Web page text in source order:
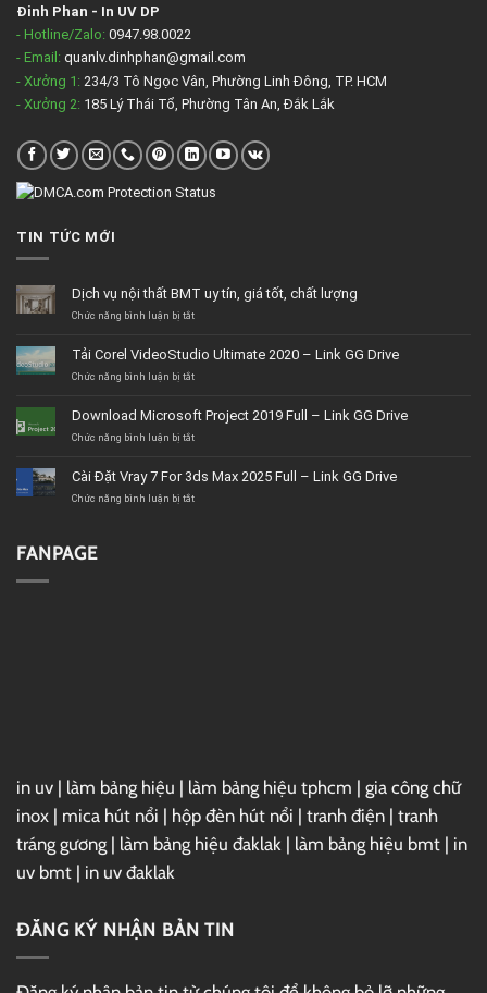
Đinh Phan - In UV DP
- Hotline/Zalo: 0947.98.0022
- Email: quanlv.dinhphan@gmail.com
- Xưởng 1: 234/3 Tô Ngọc Vân, Phường Linh Đông, TP. HCM
- Xưởng 2: 185 Lý Thái Tổ, Phường Tân An, Đắk Lắk
TIN TỨC MỚI
Dịch vụ nội thất BMT uy tín, giá tốt, chất lượng
Chức năng bình luận bị tắtở
nội
thất
tín,
giá
lượng
Tải Corel VideoStudio Ultimate 2020 – Link GG Drive
Chức năng bình luận bị tắtở
VideoStudio
Ultimate
Link
GG
Download Microsoft Project 2019 Full – Link GG Drive
Chức năng bình luận bị tắtở
Project
2019
Cài Đặt Vray 7 For 3ds Max 2025 Full – Link GG Drive
Chức năng bình luận bị tắtở
FANPAGE
in uv | làm bảng hiệu | làm bảng hiệu tphcm | gia công chữ
inox | mica hút nổi | hộp đèn hút nổi | tranh điện | tranh
tráng gương | làm bảng hiệu đaklak | làm bảng hiệu bmt | in
uv bmt | in uv đaklak
ĐĂNG KÝ NHẬN BẢN TIN